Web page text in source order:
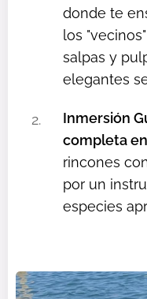
donde te
los
salpas y
elegantes
Inmersión
completa
rincones
por un
especies